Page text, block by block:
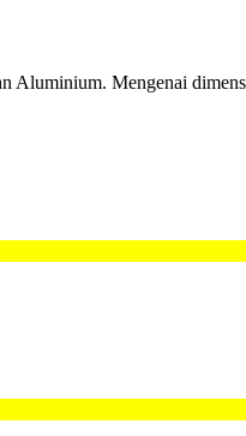
Aluminium. Mengenai